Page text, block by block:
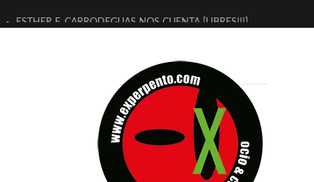
ESTHER F. CARRODEGUAS NOS CUENTA [LIBRES!!!]
[ELECTRA JONDA] DE JUAN GUERRERO ZAMORA
TIMBRE 4, LA ESCUELA DEL DIRECTOR TEATRAL CLAUDIO
30 AÑOS (NO ES NADA) DE LA KATARSIS DEL TOMATAZO
MILITARES JUDÍAS EN #EXVITA
D’BALDOMEROS REINVENTAN [BITÁCORA 3.0] EN EXVITA